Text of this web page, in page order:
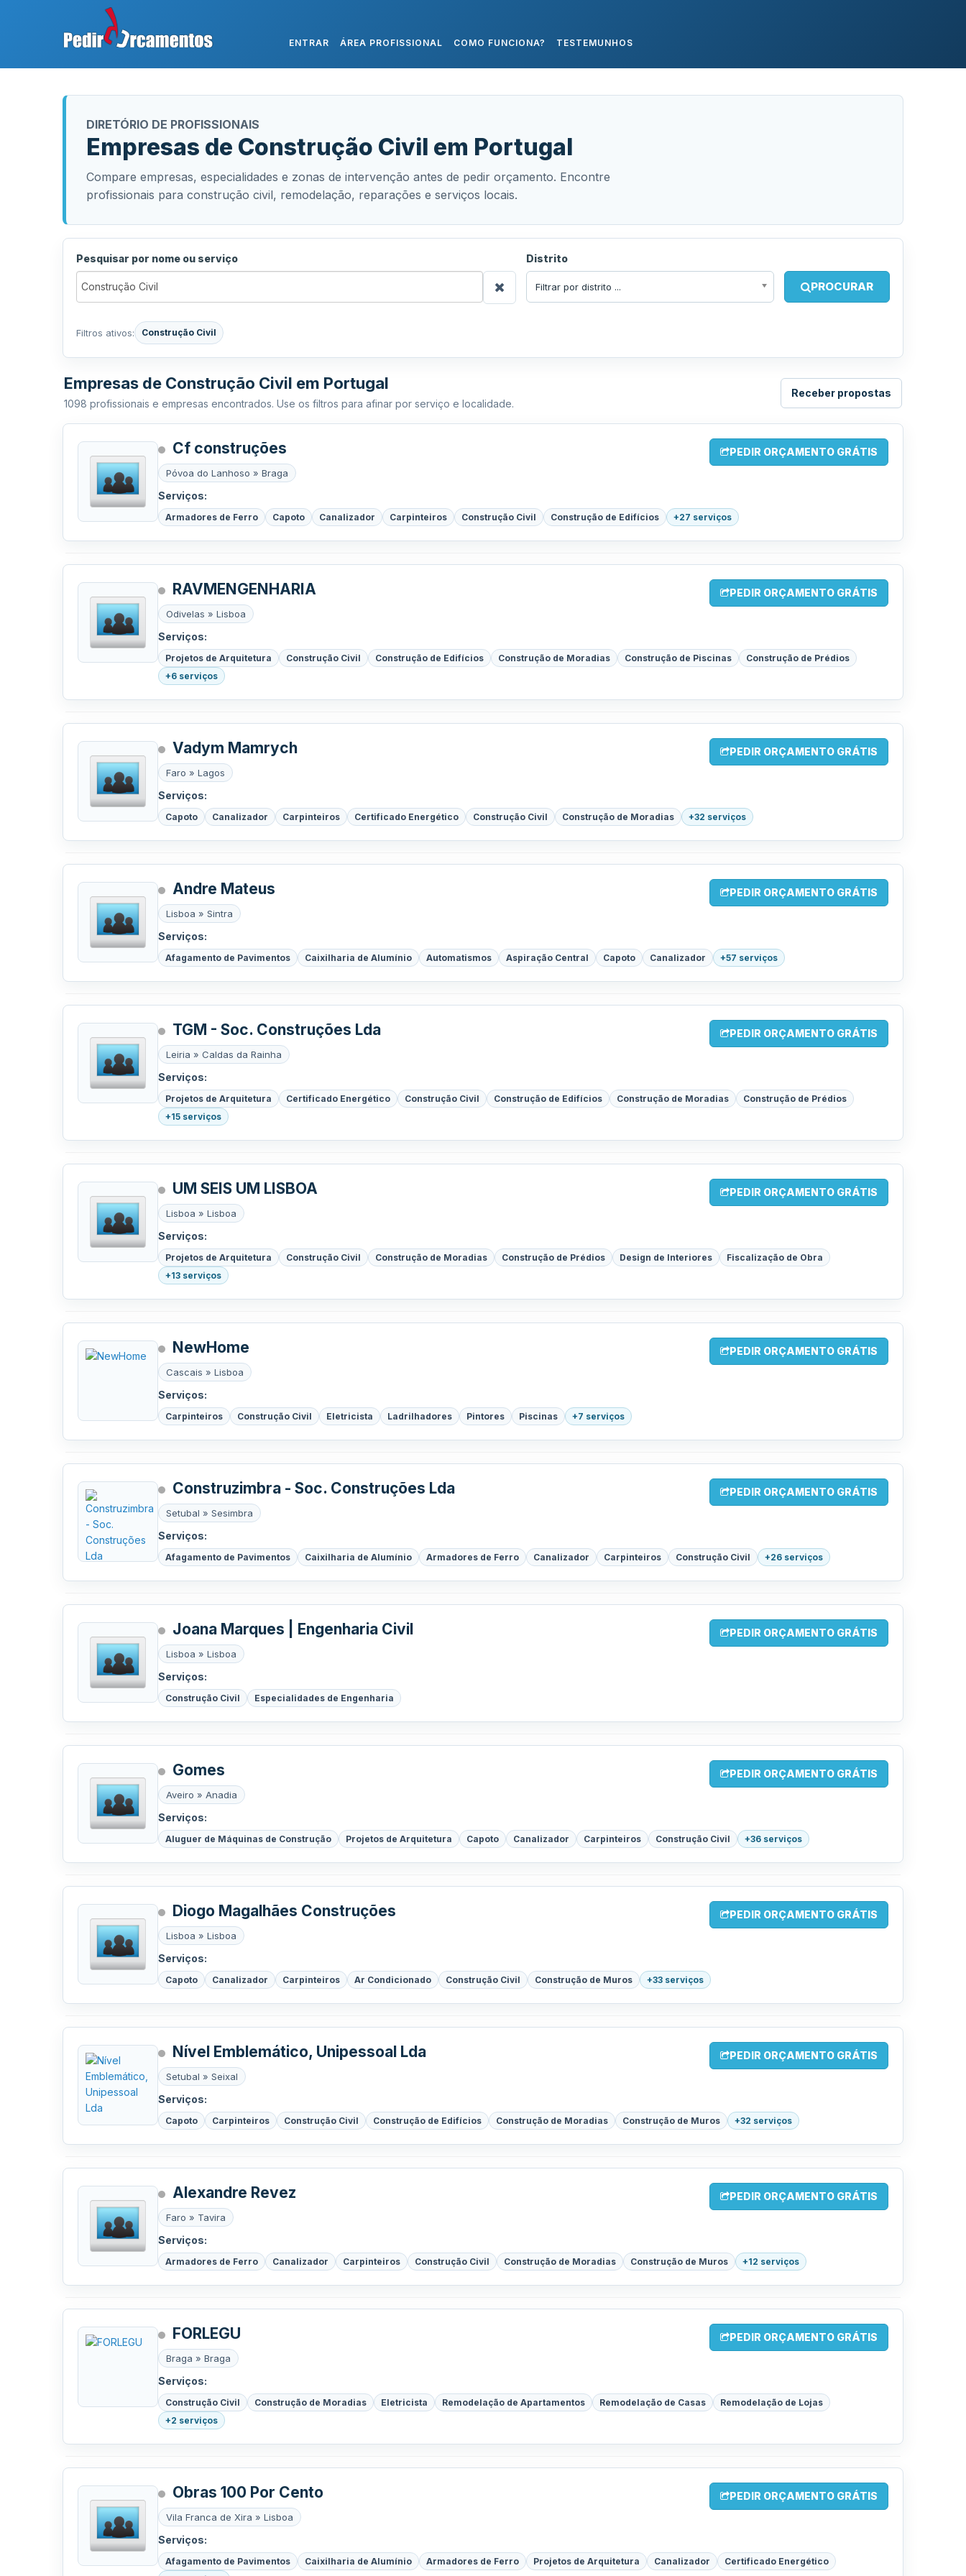
ENTRAR ÁREA PROFISSIONAL COMO FUNCIONA? TESTEMUNHOS
DIRETÓRIO DE PROFISSIONAIS
Empresas de Construção Civil em Portugal
Compare empresas, especialidades e zonas de intervenção antes de pedir orçamento. Encontre
profissionais para construção civil, remodelação, reparações e serviços locais.
Pesquisar por nome ou serviço Distrito
Filtrar por distrito ... PROCURAR
Filtros ativos: Construção Civil
Empresas de Construção Civil em Portugal
1098 profissionais e empresas encontrados. Use os filtros para afinar por serviço e localidade.
Receber propostas
Cf construções
Póvoa do Lanhoso » Braga
PEDIR ORÇAMENTO GRÁTIS
Serviços:
Armadores de Ferro Capoto Canalizador Carpinteiros Construção Civil Construção de Edifícios +27 serviços
RAVMENGENHARIA
Odivelas » Lisboa
PEDIR ORÇAMENTO GRÁTIS
Serviços:
Projetos de Arquitetura Construção Civil Construção de Edifícios Construção de Moradias Construção de Piscinas
Construção de Prédios
+6 serviços
Vadym Mamrych
Faro » Lagos
PEDIR ORÇAMENTO GRÁTIS
Serviços:
Capoto Canalizador Carpinteiros Certificado Energético Construção Civil Construção de Moradias +32 serviços
Andre Mateus
Lisboa » Sintra
PEDIR ORÇAMENTO GRÁTIS
Serviços:
Afagamento de Pavimentos Caixilharia de Alumínio Automatismos Aspiração Central Capoto Canalizador +57 serviços
TGM - Soc. Construções Lda
Leiria » Caldas da Rainha
PEDIR ORÇAMENTO GRÁTIS
Serviços:
Projetos de Arquitetura Certificado Energético Construção Civil Construção de Edifícios Construção de Moradias
Construção de Prédios
+15 serviços
UM SEIS UM LISBOA
Lisboa » Lisboa
PEDIR ORÇAMENTO GRÁTIS
Serviços:
Projetos de Arquitetura Construção Civil Construção de Moradias Construção de Prédios Design de Interiores
Fiscalização de Obra
+13 serviços
NewHome
Cascais » Lisboa
PEDIR ORÇAMENTO GRÁTIS
Serviços:
Carpinteiros Construção Civil Eletricista Ladrilhadores Pintores Piscinas +7 serviços
Construzimbra - Soc. Construções Lda
Setubal » Sesimbra
PEDIR ORÇAMENTO GRÁTIS
Serviços:
Afagamento de Pavimentos Caixilharia de Alumínio Armadores de Ferro Canalizador Carpinteiros Construção Civil +26 serviços
Joana Marques | Engenharia Civil
Lisboa » Lisboa
PEDIR ORÇAMENTO GRÁTIS
Serviços:
Construção Civil Especialidades de Engenharia
Gomes
Aveiro » Anadia
PEDIR ORÇAMENTO GRÁTIS
Serviços:
Aluguer de Máquinas de Construção Projetos de Arquitetura Capoto Canalizador Carpinteiros Construção Civil +36 serviços
Diogo Magalhães Construções
Lisboa » Lisboa
PEDIR ORÇAMENTO GRÁTIS
Serviços:
Capoto Canalizador Carpinteiros Ar Condicionado Construção Civil Construção de Muros +33 serviços
Nível Emblemático, Unipessoal Lda
Setubal » Seixal
PEDIR ORÇAMENTO GRÁTIS
Serviços:
Capoto Carpinteiros Construção Civil Construção de Edifícios Construção de Moradias Construção de Muros +32 serviços
Alexandre Revez
Faro » Tavira
PEDIR ORÇAMENTO GRÁTIS
Serviços:
Armadores de Ferro Canalizador Carpinteiros Construção Civil Construção de Moradias Construção de Muros +12 serviços
FORLEGU
Braga » Braga
PEDIR ORÇAMENTO GRÁTIS
Serviços:
Construção Civil Construção de Moradias Eletricista Remodelação de Apartamentos Remodelação de Casas
Remodelação de Lojas
+2 serviços
Obras 100 Por Cento
Vila Franca de Xira » Lisboa
PEDIR ORÇAMENTO GRÁTIS
Serviços:
Afagamento de Pavimentos Caixilharia de Alumínio Armadores de Ferro Projetos de Arquitetura Canalizador
Certificado Energético